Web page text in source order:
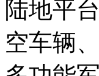
陆地平
空车辆